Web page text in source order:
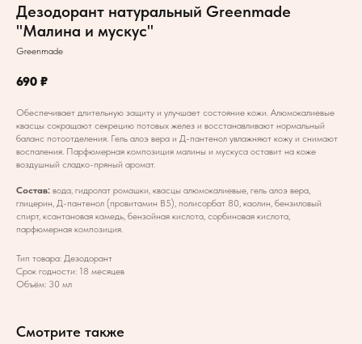
Дезодорант натуральный Greenmade
"Малина и мускус"
Greenmade
690 ₽
Обеспечивает длительную защиту и улучшает состояние кожи. Алюмокалиевые
квасцы сокращают секрецию потовых желез и восстанавливают нормальный
баланс потоотделения. Гель алоэ вера и Д-пантенол увлажняют кожу и снимают
воспаления. Парфюмерная композиция малины и мускуса оставит на коже
воздушный сладко-пряный аромат.
Состав: вода, гидролат ромашки, квасцы алюмокалиевые, гель алоэ вера,
глицерин, Д-пантенол (провитамин В5), полисорбат 80, каолин, бензиловый
спирт, ксантановая камедь, бензойная кислота, сорбиновая кислота,
парфюмерная композиция.
Тип товара: Дезодорант
Срок годности: 18 месяцев
Объём: 30 мл
Смотрите также